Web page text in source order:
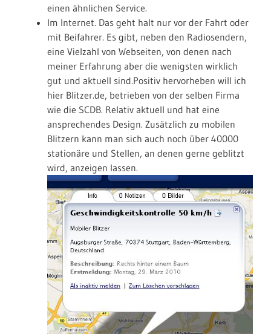
einen ähnlichen Service.
Im Internet. Das geht halt nur vor der Fahrt oder
mit Beifahrer. Es gibt, neben den Radiosendern,
eine Vielzahl von Webseiten, von denen nach
meiner Erfahrung aber die wenigsten wirklich
gut und aktuell sind.Positiv hervorheben will ich
hier Blitzer.de, betrieben von der selben Firma
wie die SCDB. Relativ aktuell und hat eine
ansprechendes Design. Zusätzlich zu mobilen
Blitzern kann man sich auch noch über 40000
stationäre und Stellen, an denen gerne geblitzt
wird, anzeigen lassen.